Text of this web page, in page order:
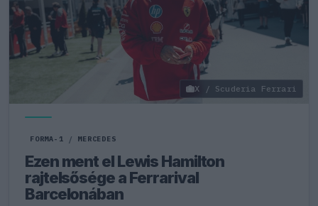
X / Scuderia Ferrari
FORMA-1 / MERCEDES
Ezen ment el Lewis Hamilton
rajtelsősége a Ferrarival
Barcelonában